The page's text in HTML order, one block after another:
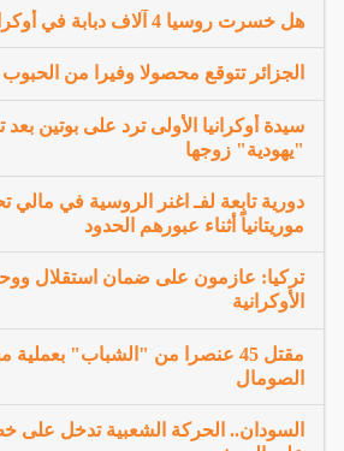
هل خسرت روسيا 4 آلاف دبابة في أوكرانيا؟
الجزائر تتوقع محصولا وفيرا من
سيدة أوكرانيا الأولى ترد على بوتين
"يهودية" زوجها
موريتانياً أثناء عبورهم الحدود
تركيا: عازمون على ضمان استقلال
الأوكرانية
مقتل 45 عنصرا من "الشباب"
الصومال
السودان.. الحركة الشعبية تدخل على